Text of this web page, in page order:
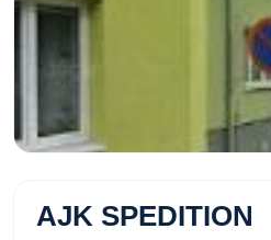
AJK SPEDITION